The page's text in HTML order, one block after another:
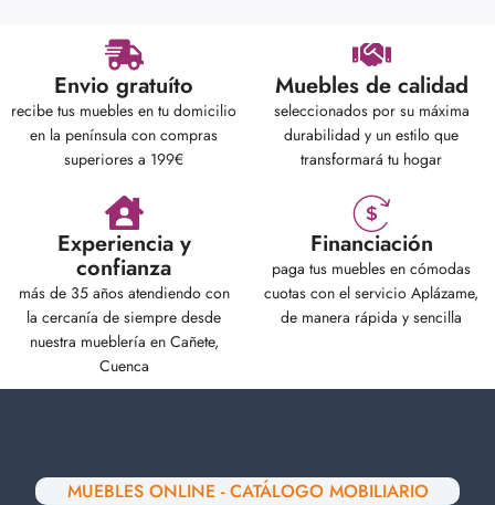
Envio gratuíto
recibe tus muebles en tu domicilio
en la península con compras
superiores a 199€
Muebles de calidad
seleccionados por su máxima
durabilidad y un estilo que
transformará tu hogar
Experiencia y
confianza
más de 35 años atendiendo con
la cercanía de siempre desde
nuestra mueblería en Cañete,
Cuenca
Financiación
paga tus muebles en cómodas
cuotas con el servicio Aplázame,
de manera rápida y sencilla
MUEBLES ONLINE - CATÁLOGO MOBILIARIO